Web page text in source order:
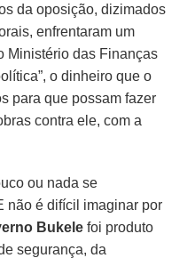
da oposição, dizimados
enfrentaram um
Ministério das Finanças
o dinheiro que o
para que possam fazer
contra ele, com a
ou nada se
não é difícil imaginar por
Bukele foi produto
segurança, da